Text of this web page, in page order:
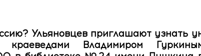
Ульяновцев приглашают узнать
Владимиром